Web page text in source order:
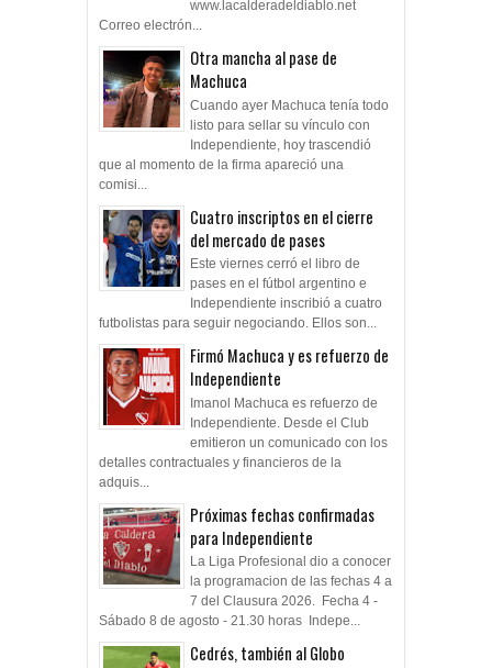
www.lacalderadeldiablo.net
Correo electrón...
Otra mancha al pase de
Machuca
Cuando ayer Machuca tenía todo
listo para sellar su vínculo con
Independiente, hoy trascendió
que al momento de la firma apareció una
comisi...
Cuatro inscriptos en el cierre
del mercado de pases
Este viernes cerró el libro de
pases en el fútbol argentino e
Independiente inscribió a cuatro
futbolistas para seguir negociando. Ellos son...
Firmó Machuca y es refuerzo de
Independiente
Imanol Machuca es refuerzo de
Independiente. Desde el Club
emitieron un comunicado con los
detalles contractuales y financieros de la
adquis...
Próximas fechas confirmadas
para Independiente
La Liga Profesional dio a conocer
la programacion de las fechas 4 a
7 del Clausura 2026. Fecha 4 -
Sábado 8 de agosto - 21.30 horas Indepe...
Cedrés, también al Globo